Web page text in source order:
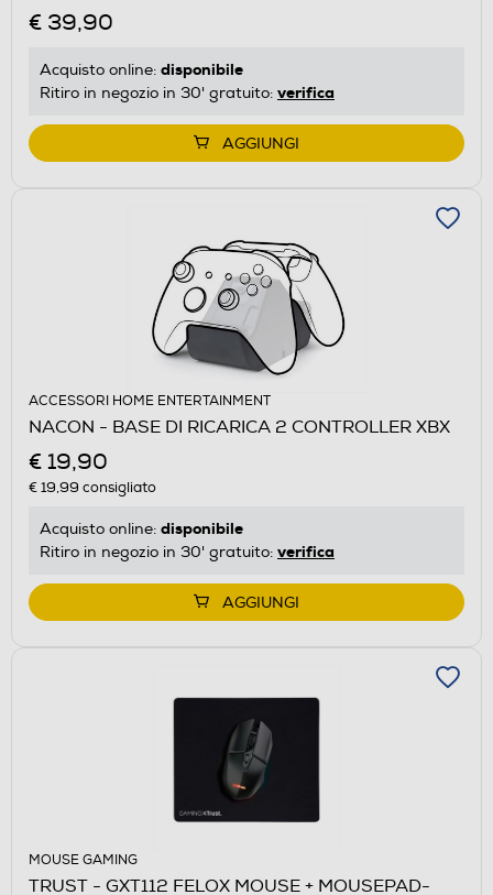
€ 39,90
Acquisto online: disponibile
Ritiro in negozio in 30' gratuito: verifica
AGGIUNGI
ACCESSORI HOME ENTERTAINMENT
NACON - BASE DI RICARICA 2 CONTROLLER XBX
€ 19,90
€ 19,99 consigliato
Acquisto online: disponibile
Ritiro in negozio in 30' gratuito: verifica
AGGIUNGI
MOUSE GAMING
TRUST - GXT112 FELOX MOUSE + MOUSEPAD-